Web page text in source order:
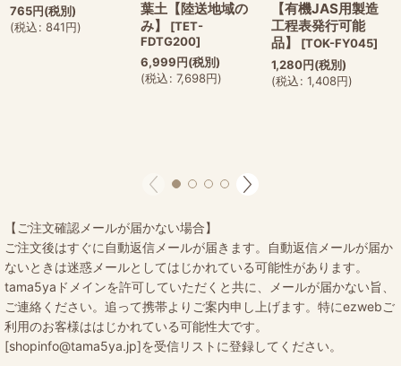
765円(税別)
(税込: 841円)
葉土【陸送地域の
み】
[TET-
FDTG200]
6,999円(税別)
(税込: 7,698円)
【有機JAS用製造
工程表発行可能
品】
[TOK-FY045]
1,280円(税別)
(税込: 1,408円)
【ご注文確認メールが届かない場合】
ご注文後はすぐに自動返信メールが届きます。自動返信メールが届か
ないときは迷惑メールとしてはじかれている可能性があります。
tama5yaドメインを許可していただくと共に、メールが届かない旨、
ご連絡ください。追って携帯よりご案内申し上げます。特にezwebご
利用のお客様ははじかれている可能性大です。
[shopinfo@tama5ya.jp]を受信リストに登録してください。